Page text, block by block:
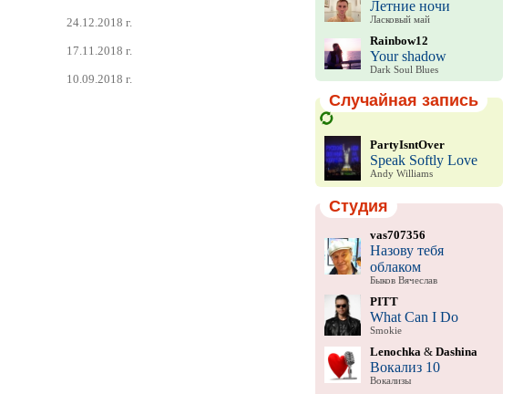
24.12.2018 г.
17.11.2018 г.
10.09.2018 г.
Летние ночи
Ласковый май
Rainbow12
Your shadow
Dark Soul Blues
Случайная запись
PartyIsntOver
Speak Softly Love
Andy Williams
Студия
vas707356
Назову тебя
облаком
Быков Вячеслав
PITT
What Can I Do
Smokie
Lenochka & Dashina
Вокализ 10
Вокализы